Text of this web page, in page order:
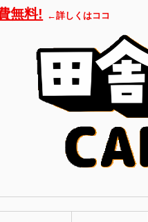
無料! ←詳しくはココ